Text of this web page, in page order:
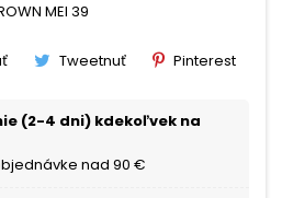
MEI 39
Tweetnuť Pinterest
(2-4 dni) kdekoľvek na
nad 90 €